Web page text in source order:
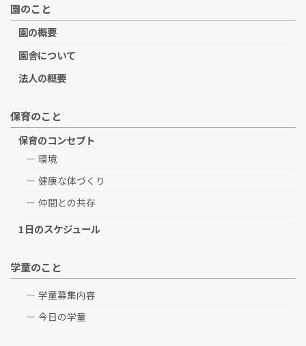
園のこと
園の概要
園舎について
法人の概要
保育のこと
保育のコンセプト
環境
健康な体づくり
仲間との共存
1日のスケジュール
学童のこと
学童募集内容
今日の学童